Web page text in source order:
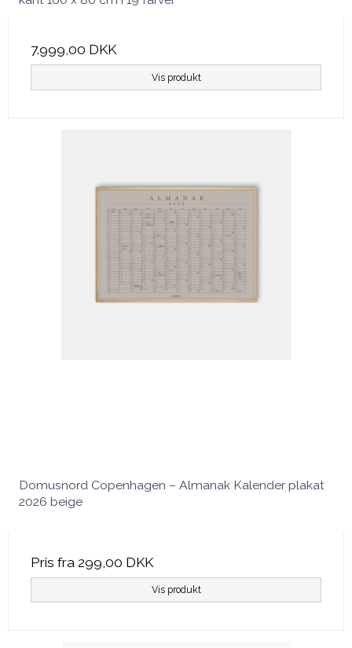
7.999,00 DKK
Vis produkt
Domusnord Copenhagen – Almanak Kalender plakat
2026 beige
Pris fra 299,00 DKK
Vis produkt